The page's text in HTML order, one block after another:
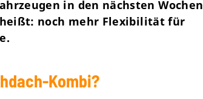
in den nächsten Wochen
heißt: noch mehr Flexibilität für
Kombi?